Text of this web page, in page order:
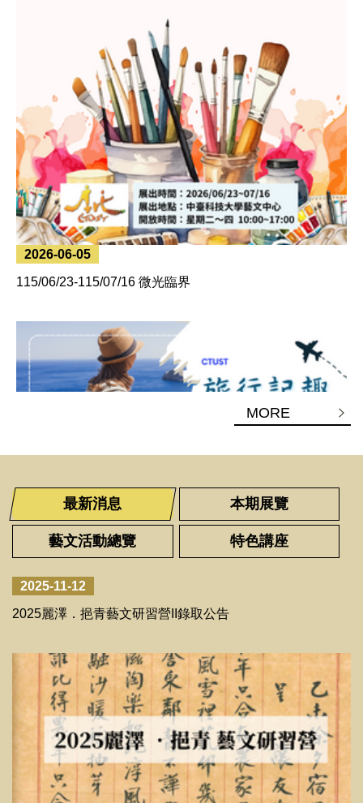
2026-06-05
115/06/23-115/07/16 微光臨界
2026-06-05
MORE
最新消息 本期展覽
藝文活動總覽 特色講座
2025-11-12
2025麗澤．挹青藝文研習營II錄取公告